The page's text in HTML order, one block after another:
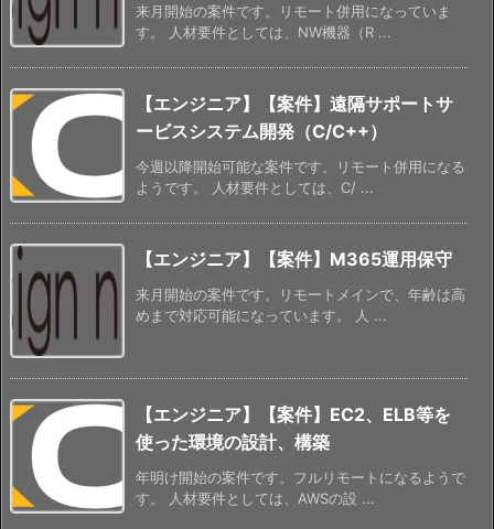
来月開始の案件です。リモート併用になっていま
す。 人材要件としては、NW機器（R ...
【エンジニア】【案件】遠隔サポートサ
ービスシステム開発（C/C++）
今週以降開始可能な案件です。リモート併用になる
ようです。 人材要件としては、C/ ...
【エンジニア】【案件】M365運用保守
来月開始の案件です。リモートメインで、年齢は高
めまで対応可能になっています。 人 ...
【エンジニア】【案件】EC2、ELB等を
使った環境の設計、構築
年明け開始の案件です。フルリモートになるようで
す。 人材要件としては、AWSの設 ...